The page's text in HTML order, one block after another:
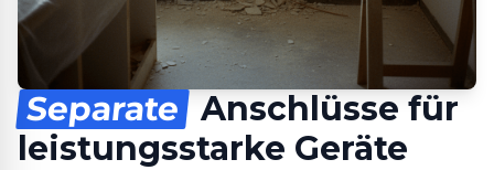
Separate Anschlüsse für
leistungsstarke Geräte